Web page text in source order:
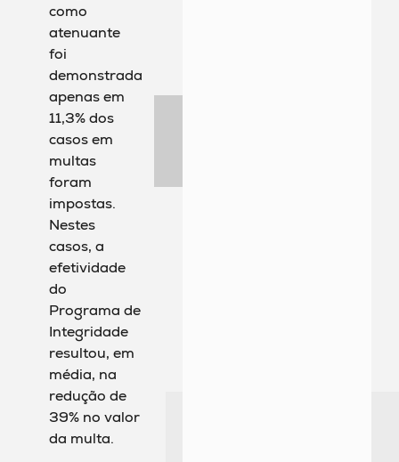
como
atenuante
foi
demonstrada
apenas em
11,3% dos
casos em
multas
foram
impostas.
Nestes
casos, a
efetividade
do
Programa de
Integridade
resultou, em
média, na
redução de
39% no valor
da multa.